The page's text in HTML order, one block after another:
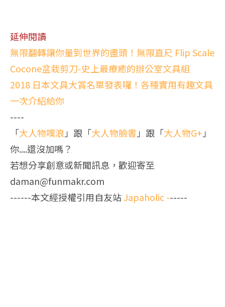
延伸閱讀
無限翻轉讓你量到世界的盡頭！無限直尺 Flip Scale
Cocone盆栽剪刀-史上最療癒的辦公室文具組
2018 日本文具大賞名單發表囉！各種實用有趣文具
一次介紹給你
----
「大人物噗浪 」跟「大人物臉書」跟「大人物G+ 」
你....還沒加嗎？
若想分享創意或新聞訊息，歡迎寄至
daman@funmakr.com
------本文經授權引用自友站Japaholic------